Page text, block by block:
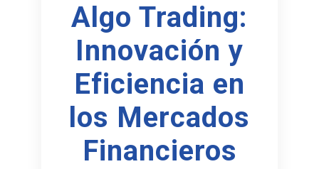
Algo Trading:
Innovación y
Eficiencia en
los Mercados
Financieros